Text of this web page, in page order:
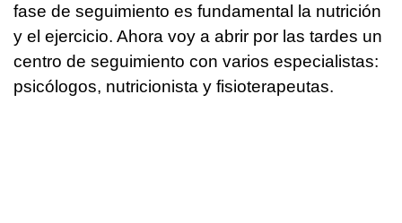
fase de seguimiento es fundamental la nutrición
y el ejercicio. Ahora voy a abrir por las tardes un
centro de seguimiento con varios especialistas:
psicólogos, nutricionista y fisioterapeutas.